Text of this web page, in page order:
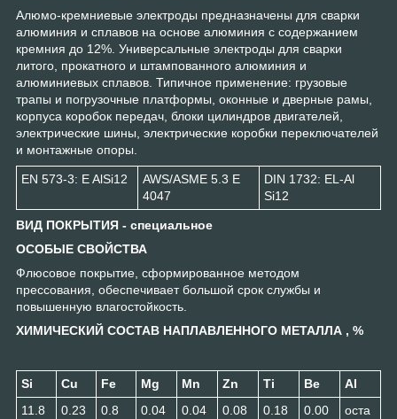
Алюмо-кремниевые электроды предназначены для сварки
алюминия и сплавов на основе алюминия с содержанием
кремния до 12%. Универсальные электроды для сварки
литого, прокатного и штампованного алюминия и
алюминиевых сплавов. Типичное применение: грузовые
трапы и погрузочные платформы, оконные и дверные рамы,
корпуса коробок передач, блоки цилиндров двигателей,
электрические шины, электрические коробки переключателей
и монтажные опоры.
EN 573-3: E AlSi12
AWS/ASME 5.3 E
4047
DIN 1732: EL-Al
Si12
ВИД ПОКРЫТИЯ - специальное
ОСОБЫЕ СВОЙСТВА
Флюсовое покрытие, сформированное методом
прессования, обеспечивает большой срок службы и
повышенную влагостойкость.
ХИМИЧЕСКИЙ СОСТАВ НАПЛАВЛЕННОГО МЕТАЛЛА , %
Si Cu Fe Mg Mn Zn Ti Be
Al
11.8
0.23 0.8 0.04 0.04 0.08 0.18
0.00
оста